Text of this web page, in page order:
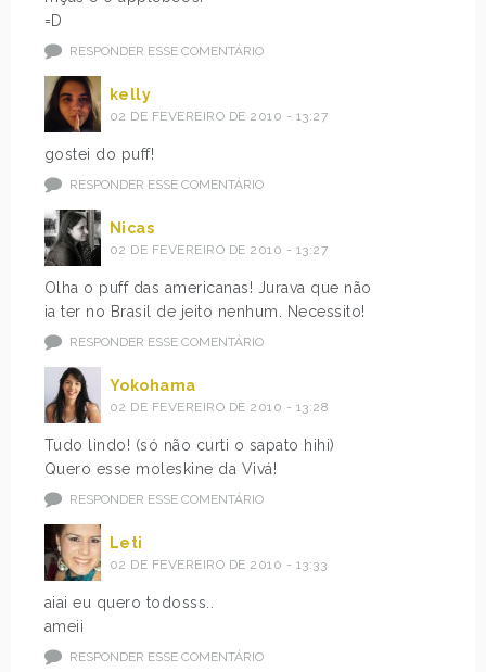
=D
RESPONDER ESSE COMENTÁRIO
kelly
02 DE FEVEREIRO DE 2010 - 13:27
gostei do puff!
RESPONDER ESSE COMENTÁRIO
Nicas
02 DE FEVEREIRO DE 2010 - 13:27
Olha o puff das americanas! Jurava que não
ia ter no Brasil de jeito nenhum. Necessito!
RESPONDER ESSE COMENTÁRIO
Yokohama
02 DE FEVEREIRO DE 2010 - 13:28
Tudo lindo! (só não curti o sapato hihi)
Quero esse moleskine da Vivá!
RESPONDER ESSE COMENTÁRIO
Leti
02 DE FEVEREIRO DE 2010 - 13:33
aiai eu quero todosss..
ameii
RESPONDER ESSE COMENTÁRIO